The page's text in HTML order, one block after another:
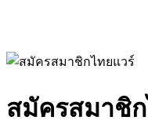
สมัครสมาชิ